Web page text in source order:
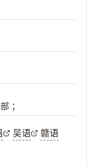
；
吴语
赣语